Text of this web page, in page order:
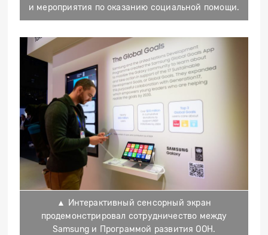
и мероприятия по оказанию социальной помощи.
▲ Интерактивный сенсорный экран
продемонстрировал сотрудничество между
Samsung и Программой развития ООН.